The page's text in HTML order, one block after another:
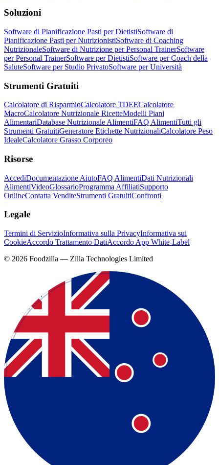
Soluzioni
Software di Pianificazione Pasti per DietistiSoftware di
Pianificazione Pasti per NutrizionistiSoftware di Coaching
NutrizionaleSoftware di Nutrizione per Personal TrainerSoftware
per Personal TrainerSoftware per DietistiSoftware per Coach della
SaluteSoftware per Studio PrivatoSoftware per Università
Strumenti Gratuiti
Calcolatore di RisparmioCalcolatore TDEECalcolatore
MacroCalcolatore Nutrizionale RicetteModelli Piani
AlimentariDatabase Nutrizionale AlimentiFAQ AlimentiTutti gli
Strumenti GratuitiGeneratore Etichette NutrizionaliCalcolatore Peso
IdealeCalcolatore Grasso Corporeo
Risorse
AccediDocumentazione AiutoFAQ AlimentiDati Nutrizionali
AlimentiVideoGlossarioProgramma AffiliatiSupporto
OnlineContatta VenditeStrumenti GratuitiConfronti
Legale
Termini di ServizioInformativa sulla PrivacyInformativa sui
CookieAccordo Trattamento DatiAccordo App White-Label
© 2026 Foodzilla — Zilla Technologies Limited